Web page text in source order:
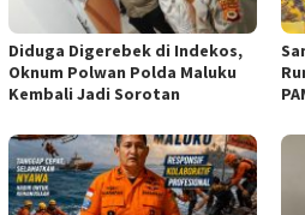
Diduga Digerebek di Indekos,
Oknum Polwan Polda Maluku
Kembali Jadi Sorotan